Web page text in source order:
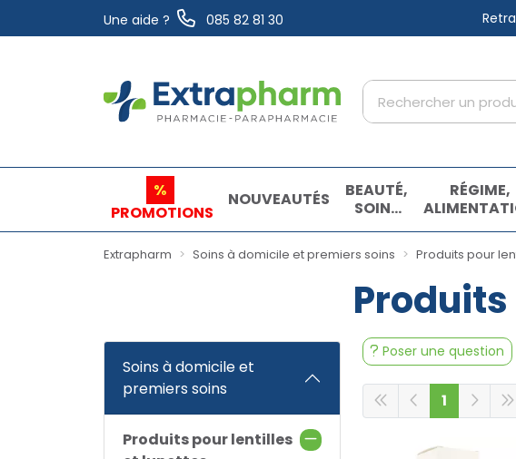
Une aide ? 085 82 81 30
Extrapharm Votre pharmacie en ligne à votre service
%
PROMOTIONS
NOUVEAUTÉS
BEAUTÉ,
SOINS
ET
RÉGIME,
&
Extrapharm Soins à domicile et premiers soins Produits pour
Poser une question
1
Soins à domicile et
premiers soins
Produits pour lentilles